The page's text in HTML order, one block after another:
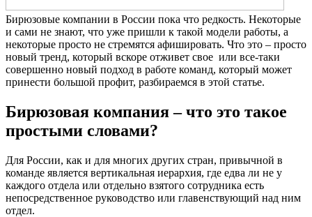
Бирюзовые компании в России пока что редкость. Некоторые
и сами не знают, что уже пришли к такой модели работы, а
некоторые просто не стремятся афишировать. Что это – просто
новый тренд, который вскоре отживет свое или все-таки
совершенно новый подход в работе команд, который может
принести большой профит, разбираемся в этой статье.
Бирюзовая компания – что это такое
простыми словами?
Для России, как и для многих других стран, привычной в
команде является вертикальная иерархия, где едва ли не у
каждого отдела или отдельно взятого сотрудника есть
непосредственное руководство или главенствующий над ним
отдел.